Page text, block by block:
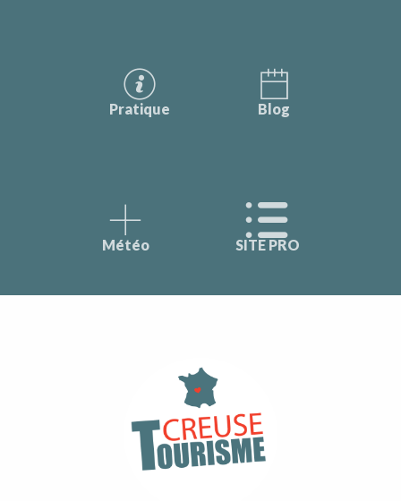
Pratique Blog
Météo SITE PRO